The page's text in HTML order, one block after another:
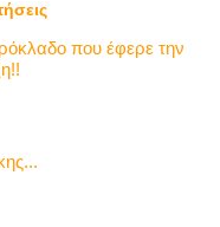
που έφερε την